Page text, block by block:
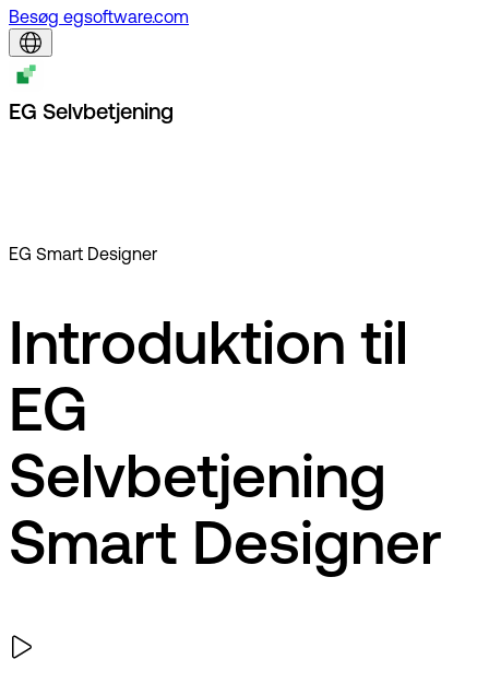
Besøg egsoftware.com
EG Selvbetjening
EG Smart Designer
Introduktion til
EG
Selvbetjening
Smart Designer